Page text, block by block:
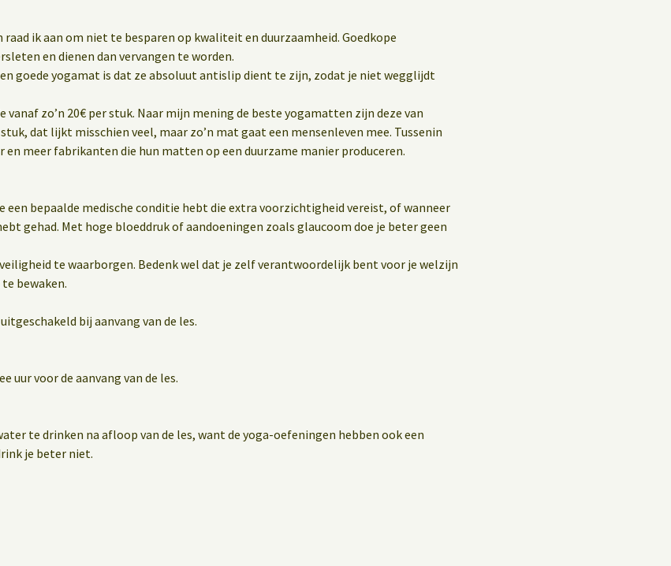
ik aan om niet te besparen op kwaliteit en duurzaamheid. Goedkope
en dienen dan vervangen te worden.
goede yogamat is dat ze absoluut antislip dient te zijn, zodat je niet wegglijdt
vanaf zo’n 20€ per stuk. Naar mijn mening de beste yogamatten zijn deze van
dat lijkt misschien veel, maar zo’n mat gaat een mensenleven mee. Tussenin
en meer fabrikanten die hun matten op een duurzame manier produceren.
een bepaalde medische conditie hebt die extra voorzichtigheid vereist, of wanneer
gehad. Met hoge bloeddruk of aandoeningen zoals glaucoom doe je beter geen
te waarborgen. Bedenk wel dat je zelf verantwoordelijk bent voor je welzijn
bewaken.
bij aanvang van de les.
uur voor de aanvang van de les.
te drinken na afloop van de les, want de yoga-oefeningen hebben ook een
je beter niet.